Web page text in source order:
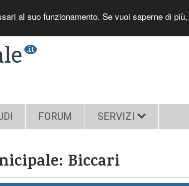
al suo funzionamento. Se vuoi saperne di
.it
FORUM SERVIZI
Biccari